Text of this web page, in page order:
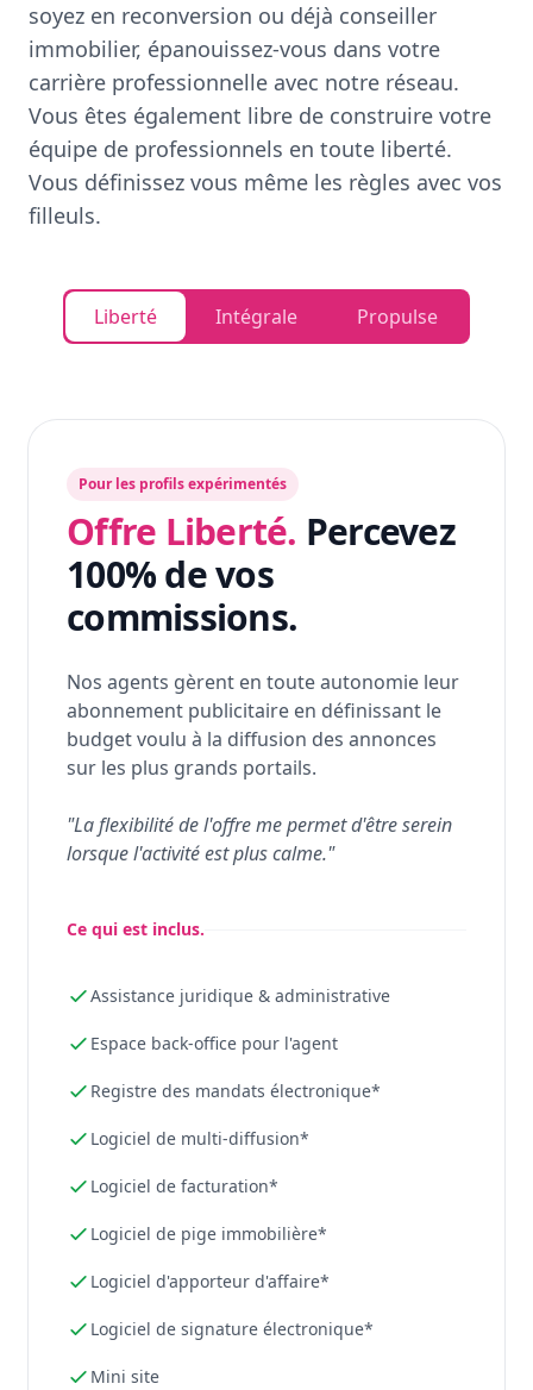
soyez en reconversion ou déjà conseiller
immobilier, épanouissez-vous dans votre
carrière professionnelle avec notre réseau.
Vous êtes également libre de construire votre
équipe de professionnels en toute liberté.
Vous définissez vous même les règles avec vos
filleuls.
Liberté Intégrale Propulse
Pour les profils expérimentés
Offre Liberté. Percevez
100% de vos
commissions.
Nos agents gèrent en toute autonomie leur
abonnement publicitaire en définissant le
budget voulu à la diffusion des annonces
sur les plus grands portails.
"La flexibilité de l'offre me permet d'être serein
lorsque l'activité est plus calme."
Ce qui est inclus.
Assistance juridique & administrative
Espace back-office pour l'agent
Registre des mandats électronique*
Logiciel de multi-diffusion*
Logiciel de facturation*
Logiciel de pige immobilière*
Logiciel d'apporteur d'affaire*
Logiciel de signature électronique*
Mini site